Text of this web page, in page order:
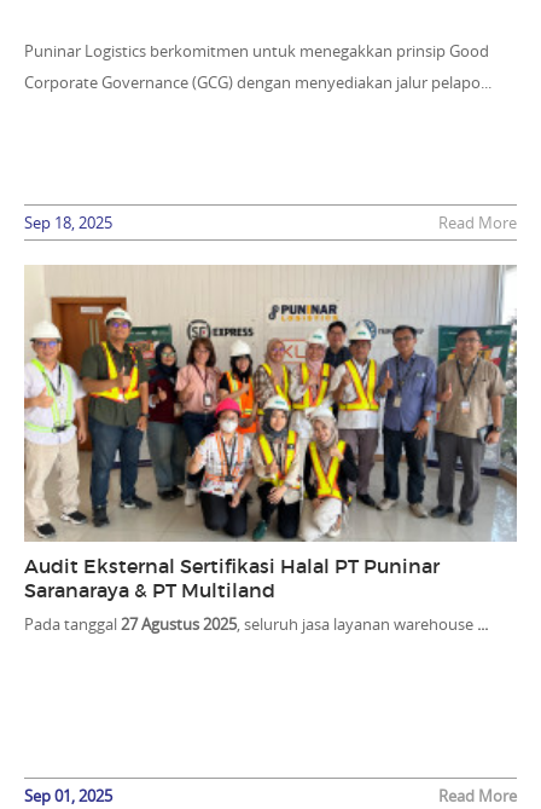
Puninar Logistics berkomitmen untuk menegakkan prinsip Good
Corporate Governance (GCG) dengan menyediakan jalur pelapo...
Sep 18, 2025 Read More
Audit Eksternal Sertifikasi Halal PT Puninar
Saranaraya & PT Multiland
Pada tanggal27 Agustus 2025, seluruh jasa layanan warehouse ...
Sep 01, 2025 Read More